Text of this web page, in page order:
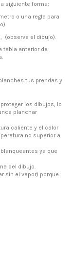
siguiente forma:
o una regla para
(observa el dibujo).
tabla anterior de
tus prendas y
los dibujos, lo
planchar
caliente y el calor
no superior a
ya que
del dibujo.
sin el vapor) porque